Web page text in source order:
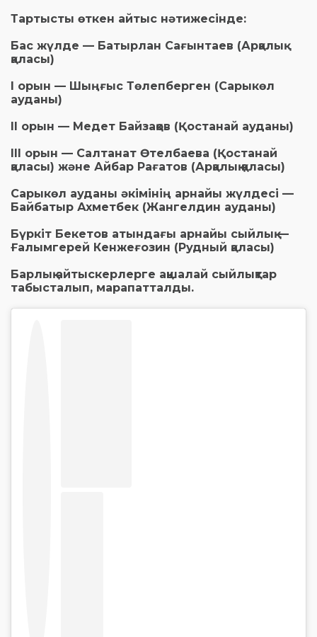
Тартысты өткен айтыс нәтижесінде:
Бас жүлде — Батырлан Сағынтаев (Арқалық
қаласы)
І орын — Шыңғыс Төлепберген (Сарыкөл
ауданы)
ІІ орын — Медет Байзақов (Қостанай ауданы)
ІІІ орын — Салтанат Өтелбаева (Қостанай
қаласы) және Айбар Рағатов (Арқалық қаласы)
Сарыкөл ауданы әкімінің арнайы жүлдесі —
Байбатыр Ахметбек (Жангелдин ауданы)
Бүркіт Бекетов атындағы арнайы сыйлық —
Ғалымгерей Кенжеғозин (Рудный қаласы)
Барлық айтыскерлерге ақшалай сыйлықтар
табысталып, марапатталды.